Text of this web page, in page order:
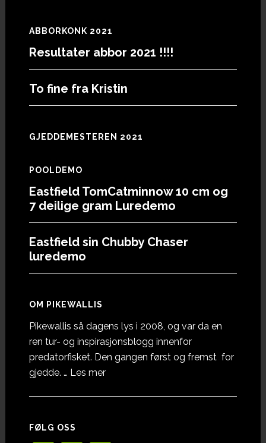
ABBORKONK 2021
Resultater abbor 2021 !!!!
To fine fra Kristin
GJEDDEMESTEREN 2021
POOLDEMO
Eastfield TomCatminnow 10 cm og
7 deilige gram Luredemo
Eastfield sin Chubby Chaser
luredemo
OM PIKEWALLIS
Pikewallis så dagens lys i 2008, og var da en
ren tur- og inspirasjonsblogg innenfor
predatorfisket. Den gangen først og fremst for
gjedde. … Les meromOm
FØLG OSS